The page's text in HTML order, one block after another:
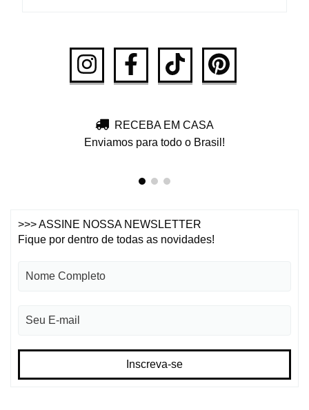
RECEBA EM CASA
Enviamos para todo o Brasil!
>>> ASSINE NOSSA NEWSLETTER
Fique por dentro de todas as novidades!